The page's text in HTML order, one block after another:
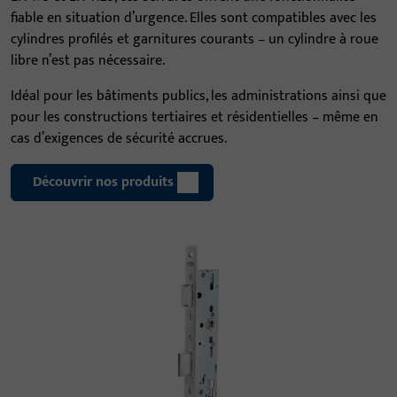
fiable en situation d’urgence. Elles sont compatibles avec les
cylindres profilés et garnitures courants – un cylindre à roue
libre n’est pas nécessaire.
Idéal pour les bâtiments publics, les administrations ainsi que
pour les constructions tertiaires et résidentielles – même en
cas d’exigences de sécurité accrues.
Découvrir nos produits